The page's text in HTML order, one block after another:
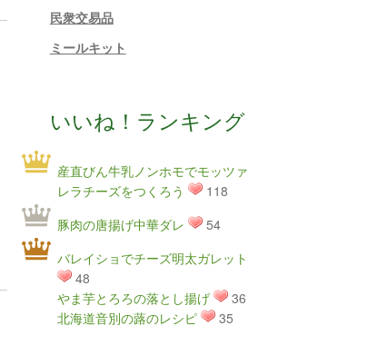
民衆交易品
ミールキット
いいね！ランキング
産直びん牛乳ノンホモでモッツァ
レラチーズをつくろう
118
豚肉の唐揚げ中華ダレ
54
バレイショでチーズ明太ガレット
48
やま芋とろろの落とし揚げ
36
北海道音別の蕗のレシピ
35